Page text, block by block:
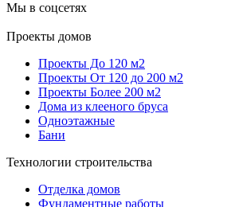
Мы в соцсетях
Проекты домов
Проекты До 120 м2
Проекты От 120 до 200 м2
Проекты Более 200 м2
Дома из клееного бруса
Одноэтажные
Бани
Технологии строительства
Отделка домов
Фундаментные работы